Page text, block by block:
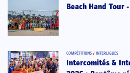
Beach Hand Tour
COMPÉTITIONS / INTERLIGUES
Intercomités &